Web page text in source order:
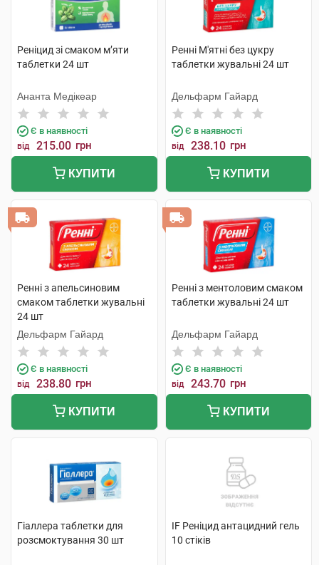
Реніцид зі смаком м’яти
таблетки 24 шт
Ананта Медікеар
Є в наявності
від 215.00 грн
КУПИТИ
Ренні М'ятні без цукру
таблетки жувальні 24 шт
Дельфарм Гайард
Є в наявності
від 238.10 грн
КУПИТИ
Ренні з апельсиновим
смаком таблетки жувальні
24 шт
Дельфарм Гайард
Є в наявності
від 238.80 грн
КУПИТИ
Ренні з ментоловим смаком
таблетки жувальні 24 шт
Дельфарм Гайард
Є в наявності
від 243.70 грн
КУПИТИ
Гіаллера таблетки для
розсмоктування 30 шт
IF Реніцид антацидний гель
10 стіків